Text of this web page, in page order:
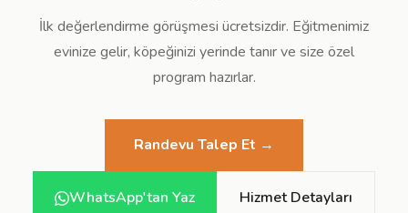
İlk değerlendirme görüşmesi ücretsizdir. Eğitmenimiz
evinize gelir, köpeğinizi yerinde tanır ve size özel
program hazırlar.
Randevu Talep Et →
WhatsApp'tan Yaz Hizmet Detayları